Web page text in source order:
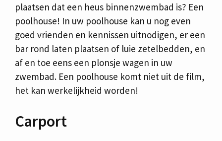
plaatsen dat een heus binnenzwembad is? Een
poolhouse! In uw poolhouse kan u nog even
goed vrienden en kennissen uitnodigen, er een
bar rond laten plaatsen of luie zetelbedden, en
af en toe eens een plonsje wagen in uw
zwembad. Een poolhouse komt niet uit de film,
het kan werkelijkheid worden!
Carport